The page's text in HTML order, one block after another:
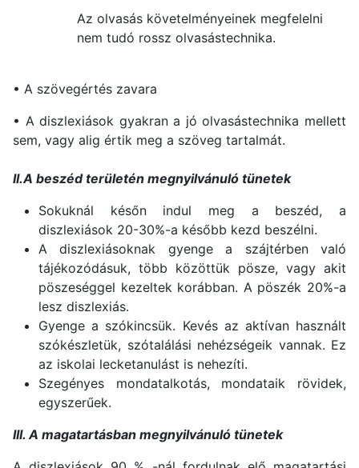
Az olvasás követelményeinek megfelelni
nem tudó rossz olvasástechnika.
• A szövegértés zavara
• A diszlexiások gyakran a jó olvasástechnika mellett
sem, vagy alig értik meg a szöveg tartalmát.
II.A beszéd területén megnyilvánuló tünetek
Sokuknál későn indul meg a beszéd, a
diszlexiások 20-30%-a később kezd beszélni.
A diszlexiásoknak gyenge a szájtérben való
tájékozódásuk, több közöttük pösze, vagy akit
pöszeséggel kezeltek korábban. A pöszék 20%-a
lesz diszlexiás.
Gyenge a szókincsük. Kevés az aktívan használt
szókészletük, szótalálási nehézségeik vannak. Ez
az iskolai lecketanulást is nehezíti.
Szegényes mondatalkotás, mondataik rövidek,
egyszerűek.
III. A magatartásban megnyilvánuló tünetek